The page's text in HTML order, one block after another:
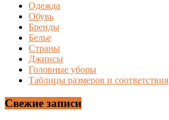
Одежда
Обувь
Бренды
Белье
Страны
Джинсы
Головные уборы
Таблицы размеров и соответствия
Свежие записи